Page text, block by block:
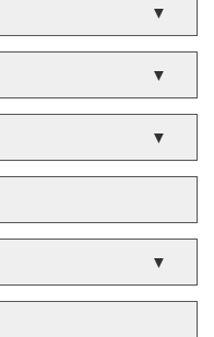
▼
▼
▼
▼